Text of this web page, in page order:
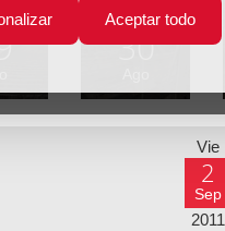
Aceptar todo
Mar
30
Vie
2
Sep
2011